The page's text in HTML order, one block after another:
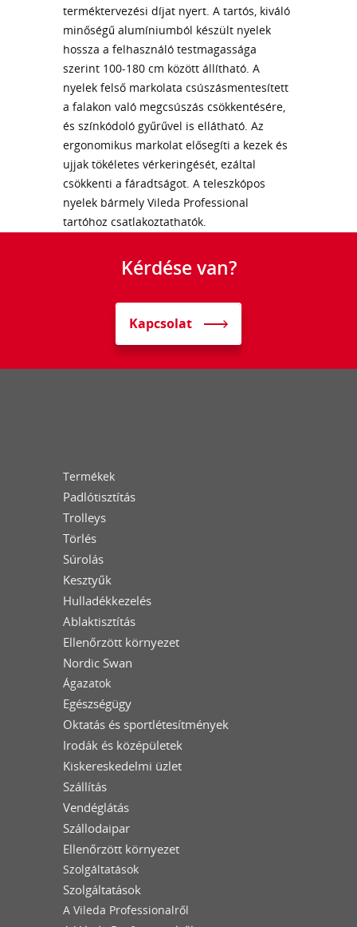
terméktervezési díjat nyert. A tartós, kiváló
minőségű alumíniumból készült nyelek
hossza a felhasználó testmagassága
szerint 100-180 cm között állítható. A
nyelek felső markolata csúszásmentesített
a falakon való megcsúszás csökkentésére,
és színkódoló gyűrűvel is ellátható. Az
ergonomikus markolat elősegíti a kezek és
ujjak tökéletes vérkeringését, ezáltal
csökkenti a fáradtságot. A teleszkópos
nyelek bármely Vileda Professional
tartóhoz csatlakoztathatók.
Kérdése van?
Kapcsolat
Termékek
Padlótisztítás
Trolleys
Törlés
Súrolás
Kesztyűk
Hulladékkezelés
Ablaktisztítás
Ellenőrzött környezet
Nordic Swan
Ágazatok
Egészségügy
Oktatás és sportlétesítmények
Irodák és középületek
Kiskereskedelmi üzlet
Szállítás
Vendéglátás
Szállodaipar
Ellenőrzött környezet
Szolgáltatások
Szolgáltatások
A Vileda Professionalről